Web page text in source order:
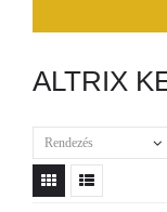
ALTRIX
Rendezés